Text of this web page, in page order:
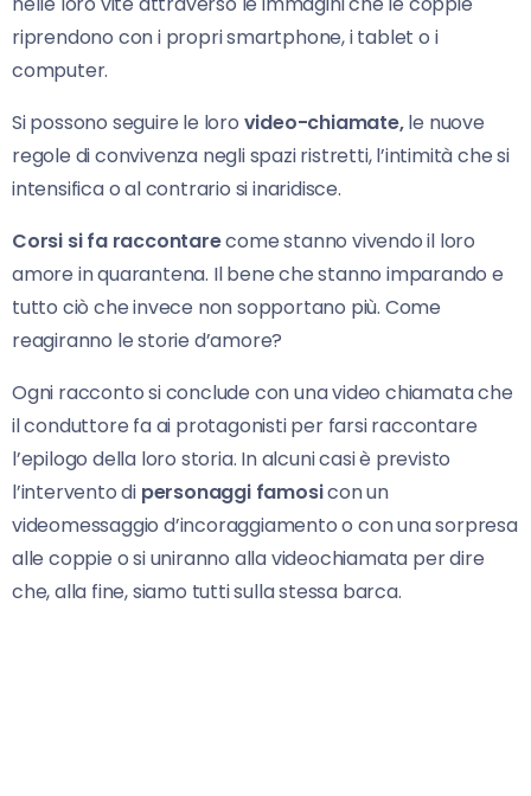
riprendono con i propri smartphone, i tablet o i
computer.
Si possono seguire le loro video-chiamate,le nuove
regole di convivenza negli spazi ristretti, l’intimità che si
intensifica o al contrario si inaridisce.
Corsi si fa raccontarecome stanno vivendo il loro
amore in quarantena. Il bene che stanno imparando e
tutto ciò che invece non sopportano più. Come
reagiranno le storie d’amore?
Ogni racconto si conclude con una video chiamata che
il conduttore fa ai protagonisti per farsi raccontare
l’epilogo della loro storia. In alcuni casi è previsto
l’intervento di personaggi famosicon un
videomessaggio d’incoraggiamento o con una sorpresa
alle coppie o si uniranno alla videochiamata per dire
che, alla fine, siamo tutti sulla stessa barca.